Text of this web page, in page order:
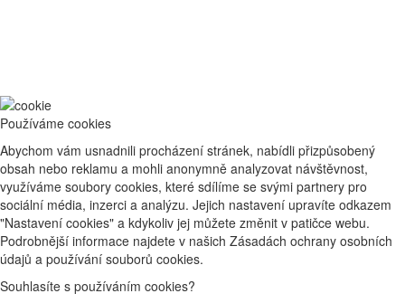
Používáme cookies
Abychom vám usnadnili procházení stránek, nabídli přizpůsobený
obsah nebo reklamu a mohli anonymně analyzovat návštěvnost,
využíváme soubory cookies, které sdílíme se svými partnery pro
sociální média, inzerci a analýzu. Jejich nastavení upravíte odkazem
"Nastavení cookies" a kdykoliv jej můžete změnit v patičce webu.
Podrobnější informace najdete v našich Zásadách ochrany osobních
údajů a používání souborů cookies.
Souhlasíte s používáním cookies?